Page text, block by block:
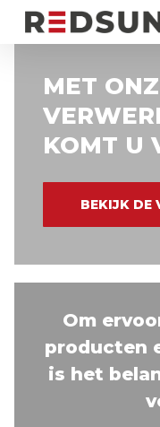
Skip
contentMET
KOMT U
BEKIJK DE
Om
producten
is het